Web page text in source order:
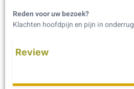
Reden voor uw bezoek?
Klachten hoofdpijn en pijn in onderrug
Review